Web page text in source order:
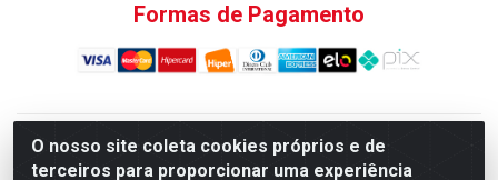
O nosso site coleta cookies próprios e de
terceiros para proporcionar uma experiência
Formas de Pagamento
Atacadao da Limpeza F. Pereira Queiroz Comercio e
Distribuicao LTDA - Quadra Qi 10 Lotes 39 e, 41 - Setor